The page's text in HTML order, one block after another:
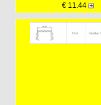
€ 11.44